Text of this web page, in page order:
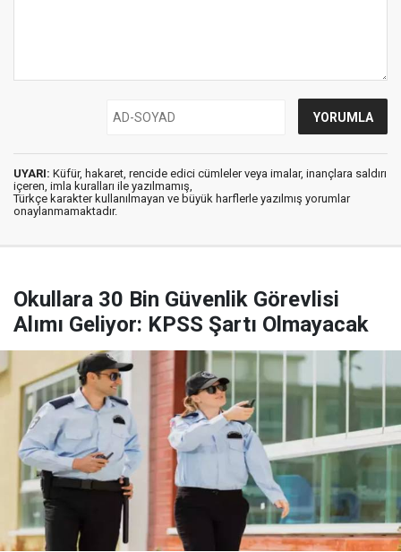
UYARI: Küfür, hakaret, rencide edici cümleler veya imalar, inançlara saldırı
içeren, imla kuralları ile yazılmamış,
Türkçe karakter kullanılmayan ve büyük harflerle yazılmış yorumlar
onaylanmamaktadır.
Okullara 30 Bin Güvenlik Görevlisi
Alımı Geliyor: KPSS Şartı Olmayacak